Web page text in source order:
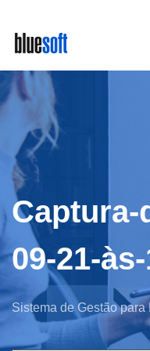
main
content
Captura-
09-21-
Sistema de Gestão